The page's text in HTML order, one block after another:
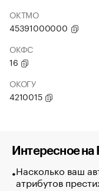
ОКТМО
45391000000
ОКФС
16
ОКОГУ
4210015
Интересное на
Насколько ваш
атрибутов